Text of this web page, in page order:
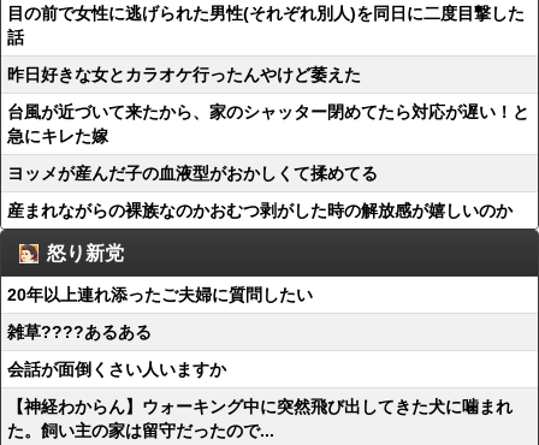
目の前で女性に逃げられた男性(それぞれ別人)を同日に二度目撃した
話
昨日好きな女とカラオケ行ったんやけど萎えた
台風が近づいて来たから、家のシャッター閉めてたら対応が遅い！と
急にキレた嫁
ヨッメが産んだ子の血液型がおかしくて揉めてる
産まれながらの裸族なのかおむつ剥がした時の解放感が嬉しいのか
怒り新党
20年以上連れ添ったご夫婦に質問したい
雑草????あるある
会話が面倒くさい人いますか
【神経わからん】ウォーキング中に突然飛び出してきた犬に噛まれ
た。飼い主の家は留守だったので...